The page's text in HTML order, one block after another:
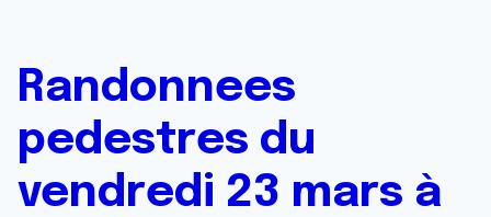
Randonnees
pedestres du
vendredi 23 mars à